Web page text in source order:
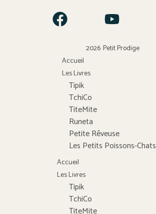
2026 Petit Prodige
Accueil
Les Livres
Tipik
TchiCo
TiteMite
Runeta
Petite Rêveuse
Les Petits Poissons-Chats
Accueil
Les Livres
Tipik
TchiCo
TiteMite